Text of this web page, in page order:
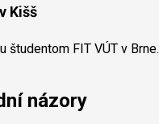
Kišš
študentom FIT VÚT v Brne.
názory